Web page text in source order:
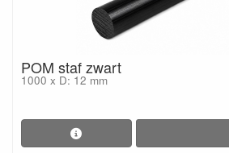
POM staf zwart
1000 x D: 12 mm